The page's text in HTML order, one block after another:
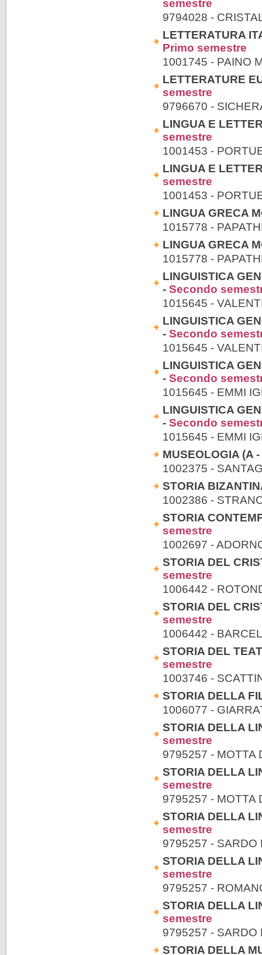
semestre
9794028 -
LETTERATURA
Primo semestre
1001745 - PAINO
LETTERATURE
semestre
9796670 -
LINGUA E
semestre
1001453 -
LINGUA E
semestre
1001453 -
LINGUA GRECA
1015778 -
LINGUA GRECA
1015778 -
LINGUISTICA
- Secondo
1015645 -
LINGUISTICA
- Secondo
1015645 -
LINGUISTICA
- Secondo
1015645 - EMMI
LINGUISTICA
- Secondo
1015645 - EMMI
MUSEOLOGIA (A
1002375 -
STORIA
1002386 -
STORIA
semestre
1002697 -
STORIA DEL
semestre
1006442 -
STORIA DEL
semestre
1006442 -
STORIA DEL
semestre
1003746 -
STORIA DELLA
1006077 -
STORIA DELLA
semestre
9795257 - MOTTA
STORIA DELLA
semestre
9795257 - MOTTA
STORIA DELLA
semestre
9795257 - SARDO
STORIA DELLA
semestre
9795257 -
STORIA DELLA
semestre
9795257 - SARDO
STORIA DELLA